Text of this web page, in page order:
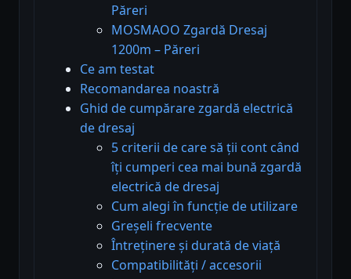
Păreri
MOSMAOO Zgardă Dresaj
1200m – Păreri
Ce am testat
Recomandarea noastră
Ghid de cumpărare zgardă electrică
de dresaj
5 criterii de care să ții cont când
îți cumperi cea mai bună zgardă
electrică de dresaj
Cum alegi în funcție de utilizare
Greșeli frecvente
Întreținere și durată de viață
Compatibilități / accesorii